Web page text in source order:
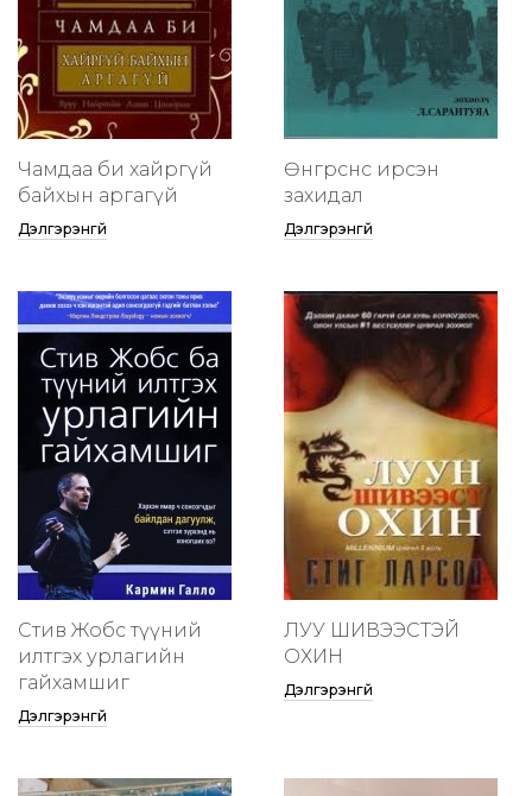
Чамдаа би хайргүй
байхын аргагүй
Дэлгэрэнгүй
Өнгөрснөөс ирсэн
захидал
Дэлгэрэнгүй
Стив Жобс түүний
илтгэх урлагийн
гайхамшиг
Дэлгэрэнгүй
ЛУУ ШИВЭЭСТЭЙ
ОХИН
Дэлгэрэнгүй